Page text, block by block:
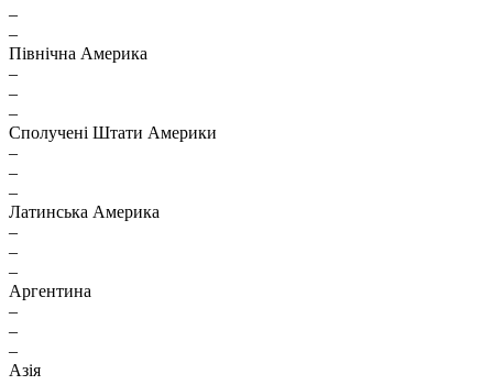
–
–
Північна Америка
–
–
–
Сполучені Штати Америки
–
–
–
Латинська Америка
–
–
–
Аргентина
–
–
–
Азія